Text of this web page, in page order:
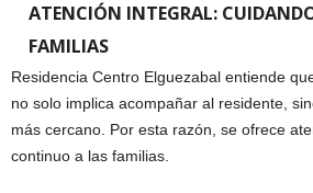
ATENCIÓN INTEGRAL:
FAMILIAS
Residencia Centro Elguezabal entiende
no solo implica acompañar al residente,
más cercano. Por esta razón, se ofrece
continuo a las familias.